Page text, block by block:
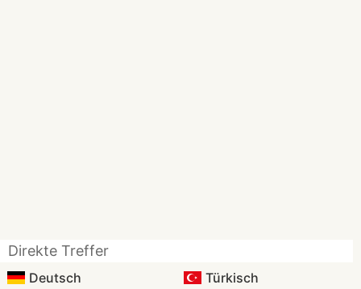
Direkte Treffer
Deutsch Türkisch